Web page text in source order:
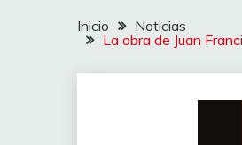
Inicio
Noticias
La obra de Juan